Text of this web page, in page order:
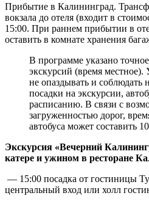
Прибытие в Калининград.
вокзала до отеля (входит в
15:00. При раннем прибытии в
оставить в комнате хранения
В программе указано
экскурсий (время местное).
не опаздывать и соблюдать
посадки на экскурсии,
расписанию. В связи с
загруженностью дорог,
автобуса может составить
Экскурсия «Вечерний
катере и ужином в ресторане
— 15:00 посадка от гостиницы
центральный вход или холл